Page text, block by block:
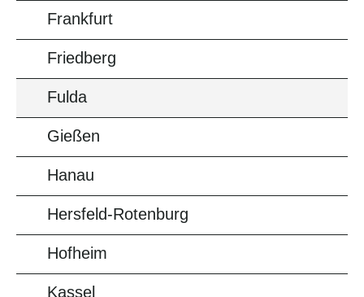
Frankfurt
Friedberg
Fulda
Gießen
Hanau
Hersfeld-Rotenburg
Hofheim
Kassel